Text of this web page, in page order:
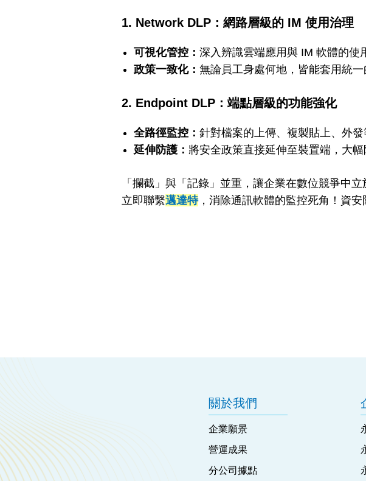
1. Network DLP：網路層級的 IM 使用治理
可視化管控： 深入辨識雲端應用與 IM 軟體的使
政策一致化： 無論員工身處何地，皆能套用統
2. Endpoint DLP：端點層級的功能強化
全路徑監控： 針對檔案的上傳、複製貼上、外發
延伸防護： 將安全政策直接延伸至裝置端，大
「攔截」與「記錄」並重，讓企業在數位競爭中立
立即聯繫邁達特，消除通訊軟體的監控死角！資安
關於我們
企業願景
營運成果
分公司據點